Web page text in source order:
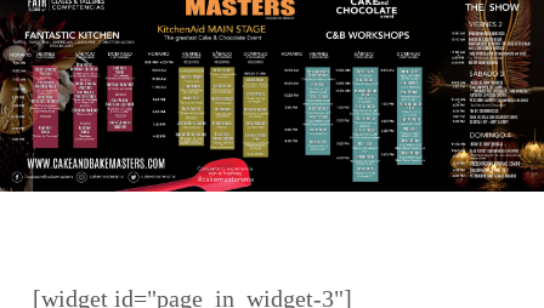
[widget id="page_in_widget-3"]